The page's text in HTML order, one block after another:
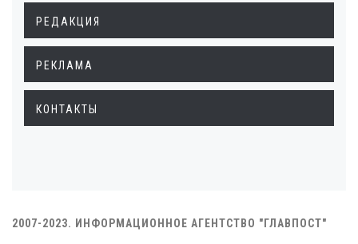
РЕДАКЦИЯ
РЕКЛАМА
КОНТАКТЫ
2007-2023. ИНФОРМАЦИОННОЕ АГЕНТСТВО "ГЛАВПОСТ"